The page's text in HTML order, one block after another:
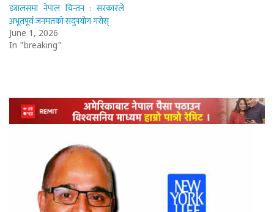
ड्यालसमा नेपाल चिन्तन : सरकारले
अभूतपूर्व जनमतको सदुपयोग गरोस्
June 1, 2026
In "breaking"